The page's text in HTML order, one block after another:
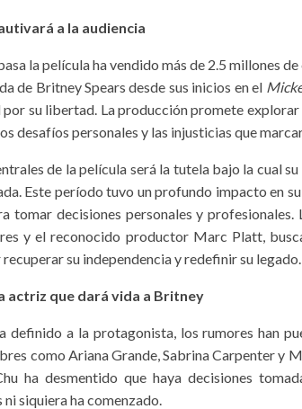
a la audiencia
la película ha vendido más de 2.5 millones
de Britney Spears desde sus inicios en el
su libertad. La producción promete explorar
desafíos personales y las injusticias que
de la película será la tutela bajo la cual
Este período tuvo un profundo impacto en
tomar decisiones personales y profesionales.
y el reconocido productor Marc Platt,
su independencia y redefinir su legado.
actriz que dará vida a Britney
definido a la protagonista, los rumores han
como Ariana Grande, Sabrina Carpenter y
ha desmentido que haya decisiones
siquiera ha comenzado.